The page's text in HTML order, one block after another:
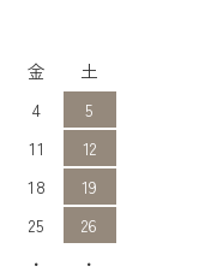
金
土
4
5
11
12
18
19
25
26
・ ・